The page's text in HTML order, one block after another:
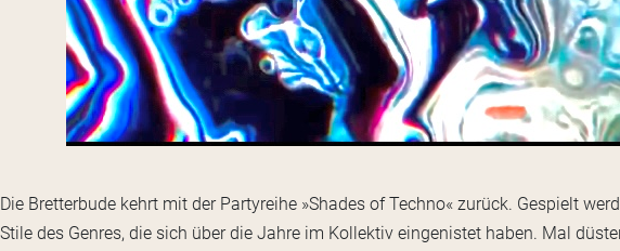
Die Bretterbude kehrt mit der Partyreihe »Shades of Techno« zurück. Gespielt
Stile des Genres, die sich über die Jahre im Kollektiv eingenistet haben. Mal